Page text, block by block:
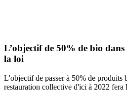
L’objectif de 50% de bio dans
la loi
L'objectif de passer à 50% de produits
restauration collective d'ici à 2022 fera